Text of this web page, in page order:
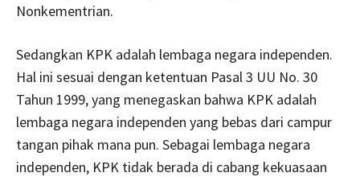
Nonkementrian.
Sedangkan KPK adalah lembaga negara independen.
Hal ini sesuai dengan ketentuan Pasal 3 UU No. 30
Tahun 1999, yang menegaskan bahwa KPK adalah
lembaga negara independen yang bebas dari campur
tangan pihak mana pun. Sebagai lembaga negara
independen, KPK tidak berada di cabang kekuasaan